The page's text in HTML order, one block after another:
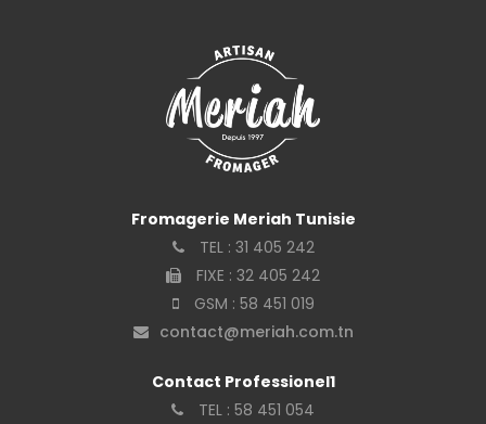
Fromagerie Meriah Tunisie
TEL : 31 405 242
FIXE : 32 405 242
GSM : 58 451 019
contact@meriah.com.tn
Contact Professionel1
TEL : 58 451 054